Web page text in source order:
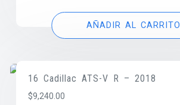
AÑADIR AL CARRITO
16 Cadillac ATS-V R – 2018
$9,240.00